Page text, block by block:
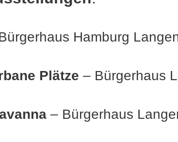
Hamburg
Plätze – Bürgerhaus
– Bürgerhaus